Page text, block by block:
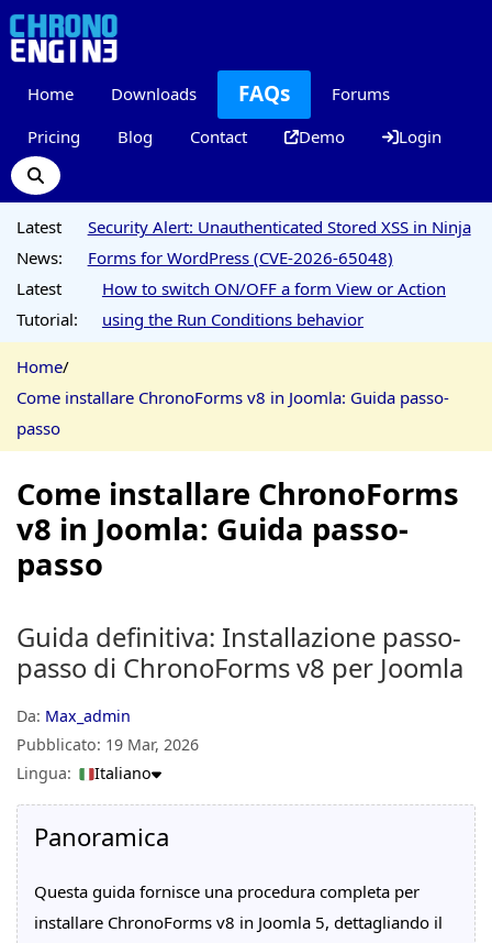
Home Downloads FAQs
Forums
Pricing
Blog Contact Demo Login
Latest
News:
Security Alert: Unauthenticated Stored XSS in Ninja
Forms for WordPress (CVE-2026-65048)
Latest
Tutorial:
How to switch ON/OFF a form View or Action
using the Run Conditions behavior
Home/
Come installare ChronoForms v8 in Joomla: Guida passo-
passo
Come installare ChronoForms
v8 in Joomla: Guida passo-
passo
Guida definitiva: Installazione passo-
passo di ChronoForms v8 per Joomla
Da: Max_admin
Pubblicato: 19 Mar, 2026
Lingua:
Italiano
Panoramica
Questa guida fornisce una procedura completa per
installare ChronoForms v8 in Joomla 5, dettagliando il